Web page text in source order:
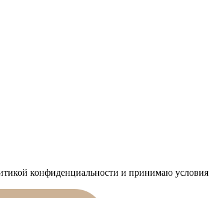
конфиденциальности и принимаю условия